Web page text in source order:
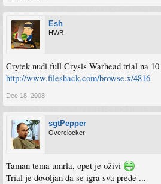
Esh
HWB
Crytek nudi full Crysis Warhead trial na
http://www.fileshack.com/browse.x/4816
Dec 18, 2008
sgtPepper
Overclocker
Taman tema umrla, opet je oživi
Trial je dovoljan da se igra sva pređe ...